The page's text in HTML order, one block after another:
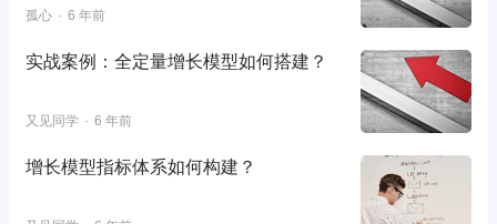
孤心 6 年前
实战案例：全定量增长模型如何搭建？
又见同学 6 年前
增长模型指标体系如何构建？